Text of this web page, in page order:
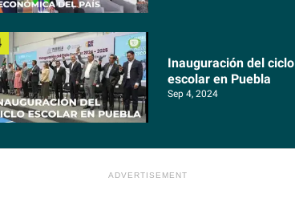
Inauguración del ciclo
escolar en Puebla
Sep 4, 2024